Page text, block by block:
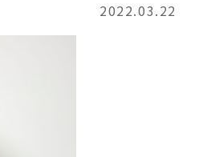
2022.03.22